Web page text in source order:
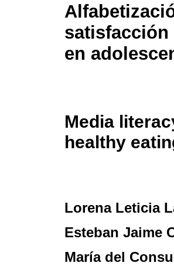
en
Media
healthy
Lorena Leticia
Esteban Jaime
María del